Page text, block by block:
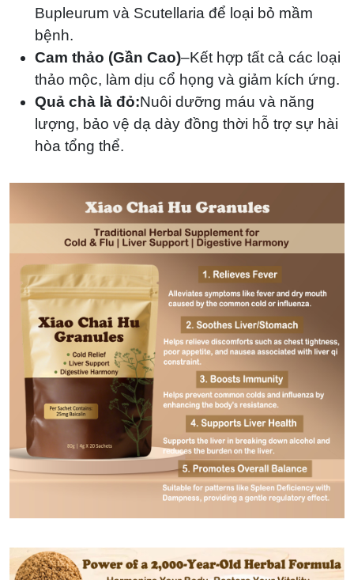
Bupleurum và Scutellaria để loại bỏ mầm
bệnh.
Cam thảo (Gần Cao)–Kết hợp tất cả các loại
thảo mộc, làm dịu cổ họng và giảm kích ứng.
Quả chà là đỏ:Nuôi dưỡng máu và năng
lượng, bảo vệ dạ dày đồng thời hỗ trợ sự hài
hòa tổng thể.